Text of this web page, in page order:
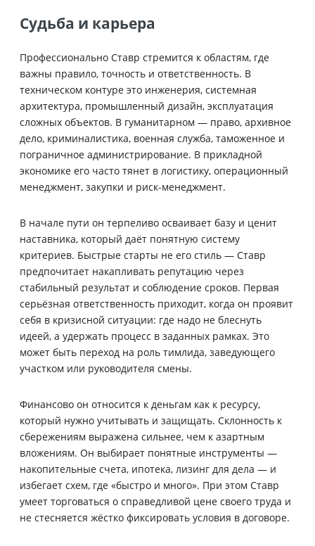
Судьба и карьера
Профессионально Ставр стремится к областям, где
важны правило, точность и ответственность. В
техническом контуре это инженерия, системная
архитектура, промышленный дизайн, эксплуатация
сложных объектов. В гуманитарном — право, архивное
дело, криминалистика, военная служба, таможенное и
пограничное администрирование. В прикладной
экономике его часто тянет в логистику, операционный
менеджмент, закупки и риск-менеджмент.
В начале пути он терпеливо осваивает базу и ценит
наставника, который даёт понятную систему
критериев. Быстрые старты не его стиль — Ставр
предпочитает накапливать репутацию через
стабильный результат и соблюдение сроков. Первая
серьёзная ответственность приходит, когда он проявит
себя в кризисной ситуации: где надо не блеснуть
идеей, а удержать процесс в заданных рамках. Это
может быть переход на роль тимлида, заведующего
участком или руководителя смены.
Финансово он относится к деньгам как к ресурсу,
который нужно учитывать и защищать. Склонность к
сбережениям выражена сильнее, чем к азартным
вложениям. Он выбирает понятные инструменты —
накопительные счета, ипотека, лизинг для дела — и
избегает схем, где «быстро и много». При этом Ставр
умеет торговаться о справедливой цене своего труда и
не стесняется жёстко фиксировать условия в договоре.